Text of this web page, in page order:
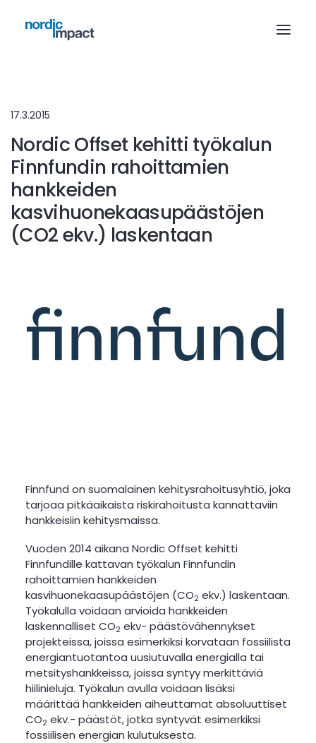
Climate Platform -kirjautuminen
17.3.2015
Nordic Offset kehitti työkalun
Finnfundin rahoittamien
hankkeiden
kasvihuonekaasupäästöjen
(CO2 ekv.) laskentaan
Finnfund on suomalainen kehitysrahoitusyhtiö, joka
tarjoaa pitkäaikaista riskirahoitusta kannattaviin
hankkeisiin kehitysmaissa.
Vuoden 2014 aikana Nordic Offset kehitti
Finnfundille kattavan työkalun Finnfundin
rahoittamien hankkeiden
kasvihuonekaasupäästöjen (CO2 ekv.) laskentaan.
Työkalulla voidaan arvioida hankkeiden
laskennalliset CO2 ekv- päästövähennykset
projekteissa, joissa esimerkiksi korvataan fossiilista
energiantuotantoa uusiutuvalla energialla tai
metsityshankkeissa, joissa syntyy merkittäviä
hiilinieluja. Työkalun avulla voidaan lisäksi
määrittää hankkeiden aiheuttamat absoluuttiset
CO2 ekv.- päästöt, jotka syntyvät esimerkiksi
fossiilisen energian kulutuksesta.